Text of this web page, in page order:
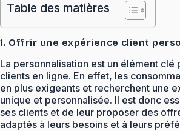
Table des matières
1. Offrir une expérience client
La personnalisation est un élément clé
clients en ligne. En effet, les
en plus exigeants et recherchent une
unique et personnalisée. Il est donc
ses clients et de leur proposer des
adaptés à leurs besoins et à leurs